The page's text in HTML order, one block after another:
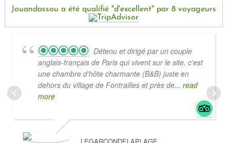
Jouandassou a été qualifié "d'excellent" par 8 voyageurs
Détenu et dirigé par un couple
anglais-français de Paris qui vivent sur le site, c'est
une chambre d'hôte charmante (B&B) juste en
dehors du village de Fontrailles et près de... read
more
LEGARCONDELAPLAGE